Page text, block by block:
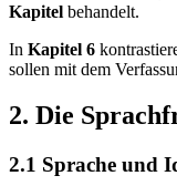
Kapitel behandelt.
In Kapitel 6
sollen mit dem
2. Die
2.1 Sprache und